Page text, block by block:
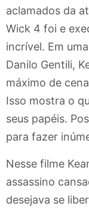
aclamados da
Wick 4 foi e
incrível. Em
Danilo Gentili,
máximo de
Isso mostra o
seus papéis.
para fazer
Nesse filme
assassino
desejava se